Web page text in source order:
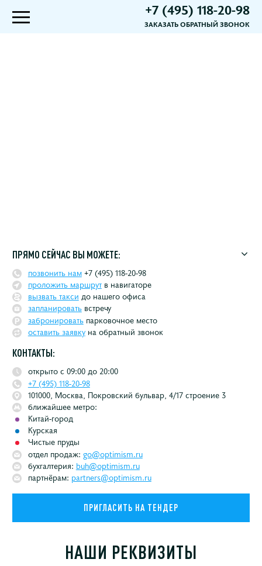
+7 (495) 118-20-98
ЗАКАЗАТЬ ОБРАТНЫЙ ЗВОНОК
ПРЯМО СЕЙЧАС ВЫ МОЖЕТЕ:
позвонить нам +7 (495) 118-20-98
проложить маршрутв навигаторе
вызвать такси до нашего офиса
запланироватьвстречу
забронироватьпарковочное место
оставить заявкуна обратный звонок
КОНТАКТЫ:
открыто с 09:00 до 20:00
+7 (495) 118-20-98
101000, Москва Покровский бульвар, 4/17 строение 3
ближайшее метро:
Китай-город
Курская
Чистые пруды
отдел продаж: go@optimism.ru
бухгалтерия: buh@optimism.ru
партнёрам: partners@optimism.ru
ПРИГЛАСИТЬ НА ТЕНДЕР
НАШИ РЕКВИЗИТЫ